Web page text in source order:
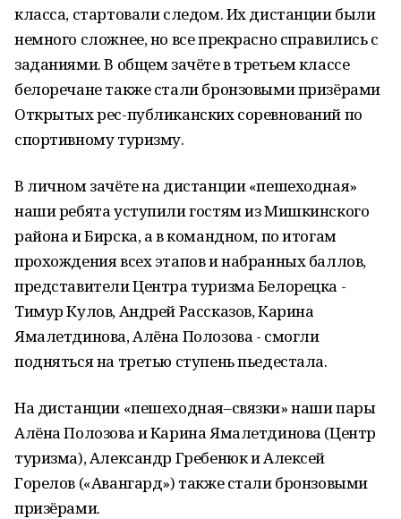
класса, стартовали следом. Их дистанции были
немного сложнее, но все прекрасно справились с
заданиями. В общем зачёте в третьем классе
белоречане также стали бронзовыми призёрами
Открытых рес-публиканских соревнований по
спортивному туризму.
В личном зачёте на дистанции «пешеходная»
наши ребята уступили гостям из Мишкинского
района и Бирска, а в командном, по итогам
прохождения всех этапов и набранных баллов,
представители Центра туризма Белорецка -
Тимур Кулов, Андрей Рассказов, Карина
Ямалетдинова, Алёна Полозова - смогли
подняться на третью ступень пьедестала.
На дистанции «пешеходная–связки» наши пары
Алёна Полозова и Карина Ямалетдинова (Центр
туризма), Александр Гребенюк и Алексей
Горелов («Авангард») также стали бронзовыми
призёрами.